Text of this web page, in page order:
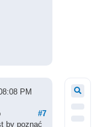
PM
#7
by poznać